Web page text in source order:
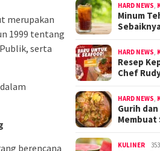
merupakan
1999 tentang
serta
berencana
HARD NEWS
Minum
HARD NEWS
Resep
Chef
HARD NEWS
Gurih
KULINER